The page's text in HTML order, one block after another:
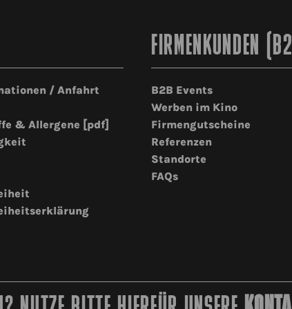
/ Anfahrt
& Allergene [pdf]
FIRMENKUNDEN
B2B Events
Werben im Kino
Firmengutscheine
Referenzen
Standorte
FAQs